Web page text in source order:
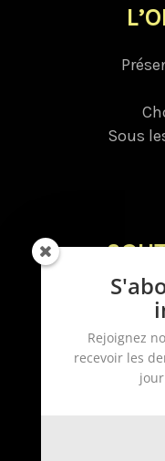
Sous
Rejoignez
recevoir les